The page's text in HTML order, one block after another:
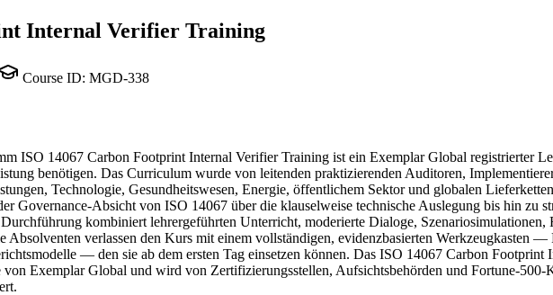
Internal Verifier Training
Course ID: MGD-338
ISO 14067 Carbon Footprint Internal Verifier Training ist ein Exemplar Global registrierter
benötigen. Das Curriculum wurde von leitenden praktizierenden Auditoren,
Technologie, Gesundheitswesen, Energie, öffentlichem Sektor und globalen
Governance-Absicht von ISO 14067 über die klauselweise technische Auslegung bis hin zu
kombiniert lehrergeführten Unterricht, moderierte Dialoge,
Absolventen verlassen den Kurs mit einem vollständigen, evidenzbasierten Werkzeugkasten
— den sie ab dem ersten Tag einsetzen können. Das ISO 14067 Carbon
von Exemplar Global und wird von Zertifizierungsstellen, Aufsichtsbehörden und Fortune-